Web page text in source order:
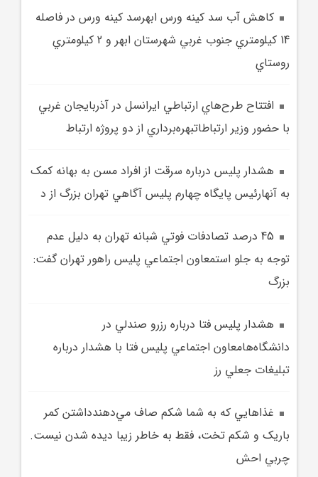
کاهش آب سد کينه ورس ابهرسد کينه‌ ورس در فاصله
14 کيلومتري جنوب غربي شهرستان ابهر و 2 کيلومتري
روستاي
افتتاح طرح‌هاي ارتباطي ايرانسل در آذربايجان غربي
با حضور وزير ارتباطاتبهره‌برداري از دو پروژه ارتباط
هشدار پليس درباره سرقت از افراد مسن به بهانه کمک
به آنهارئيس پايگاه چهارم پليس آگاهي تهران بزرگ از د
45 درصد تصادفات فوتي شبانه تهران به دليل عدم
توجه به جلو استمعاون اجتماعي پليس راهور تهران گفت:
بزرگ
هشدار پليس فتا درباره رزرو صندلي در
دانشگاه‌هامعاون اجتماعي پليس فتا با هشدار درباره
تبليغات جعلي رز
غذاهايي که به شما شکم صاف مي‌دهندداشتن کمر
باريک و شکم تخت، فقط به خاطر زيبا ديده شدن نيست.
چربي احش